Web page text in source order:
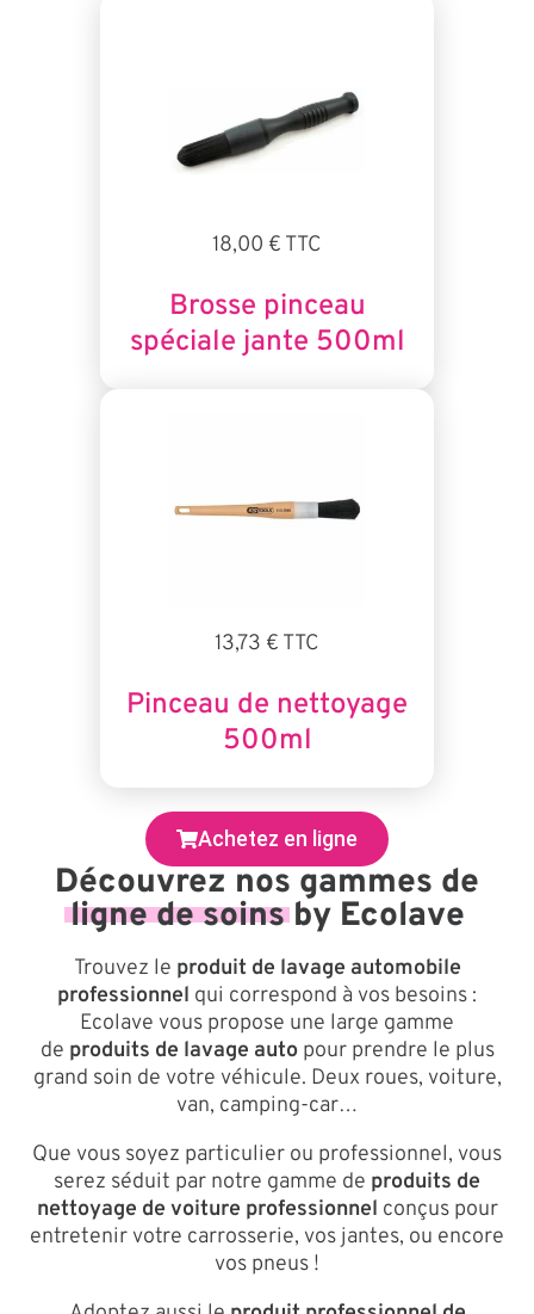
Brosse pinceau
spéciale jante 500ml
18,00 € TTC
Pinceau de nettoyage
500ml
13,73 € TTC
Achetez en ligne
Découvrez nos gammes de
ligne de soinsby Ecolave
Trouvez le produit de lavage automobile
professionnel qui correspond à vos besoins :
Ecolave vous propose une large gamme
de produits de lavage autopour prendre le plus
grand soin de votre véhicule. Deux roues, voiture,
van, camping-car…
Que vous soyez particulier ou professionnel, vous
serez séduit par notre gamme de produits de
nettoyage de voiture professionnel conçus pour
entretenir votre carrosserie, vos jantes, ou encore
vos pneus !